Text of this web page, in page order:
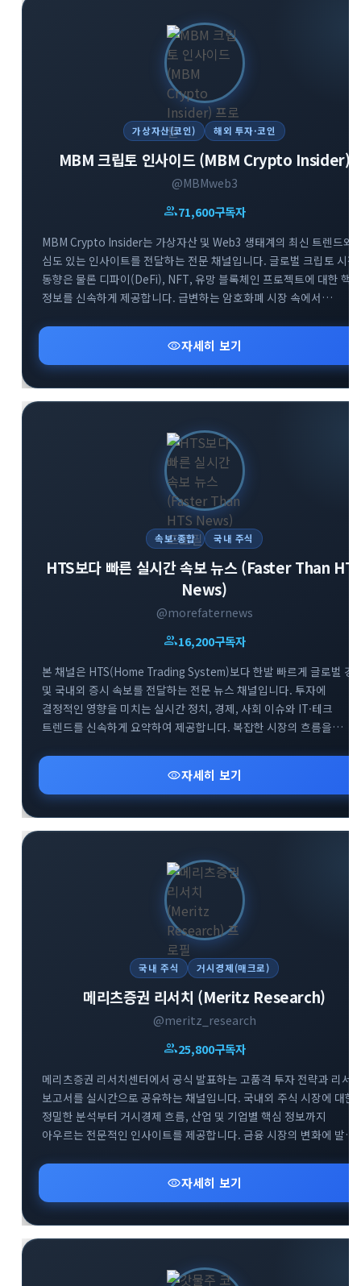
가상자산(코인) 해외 투자·코인
MBM 크립토 인사이드 (MBM Crypto Insider)
@MBMweb3
group71,600구독자
MBM Crypto Insider는 가상자산 및 Web3 생태계의 최신 트렌드와
심도 있는 인사이트를 전달하는 전문 채널입니다. 글로벌 크립토 시장
동향은 물론 디파이(DeFi), NFT, 유망 블록체인 프로젝트에 대한 핵심
정보를 신속하게 제공합니다. 급변하는 암호화폐 시장 속에서
데이터를 공유합니다. Web3 흐름을 가장 빠르게 파악하고 성공적인
투자 전략을 세우고 싶다면 MBM 채널과 함께하세요.
visibility자세히 보기
속보·종합 국내 주식
HTS보다 빠른 실시간 속보 뉴스 (Faster Than
News)
@morefaternews
group16,200구독자
본 채널은 HTS(Home Trading System)보다 한발 빠르게 글로벌 경
및 국내외 증시 속보를 전달하는 전문 뉴스 채널입니다. 투자에
결정적인 영향을 미치는 실시간 정치, 경제, 사회 이슈와 IT·테크
트렌드를 신속하게 요약하여 제공합니다. 복잡한 시장의 흐름을
빠르고 정확한 정보를 엄선하여 공유합니다. 급변하는 시장 속에서
최고의 정보 경쟁력을 확보해 보세요.
visibility자세히 보기
국내 주식 거시경제(매크로)
메리츠증권 리서치 (Meritz Research)
@meritz_research
group25,800구독자
메리츠증권 리서치센터에서 공식 발표하는 고품격 투자 전략과 리서
보고서를 실시간으로 공유하는 채널입니다. 국내외 주식 시장에 대한
정밀한 분석부터 거시경제 흐름, 산업 및 기업별 핵심 정보까지
아우르는 전문적인 인사이트를 제공합니다. 금융 시장의 변화에 발
높은 데이터를 엄선하여 전달해 드립니다.
visibility자세히 보기